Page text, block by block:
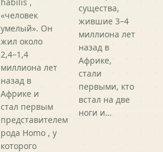
«человек
умелый». Он
жил около
2,4–1,4
миллиона лет
назад в
Африке и
стал первым
представителем
рода Homo , у
которого
существа,
жившие 3–4
миллиона лет
назад в
Африке,
стали
первыми, кто
встал на две
ноги и…